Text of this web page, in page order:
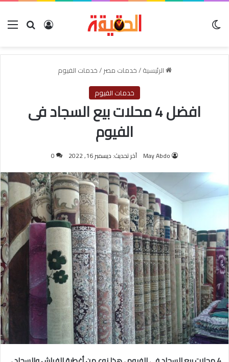
بحث عنتسجيل
الرئيسية/خدمات مصر/خدمات الفيوم
خدمات الفيوم
افضل 4 محلات بيع السجاد فى
الفيوم
May Abdo آخر تحديث: ديسمبر 16, 2022 0